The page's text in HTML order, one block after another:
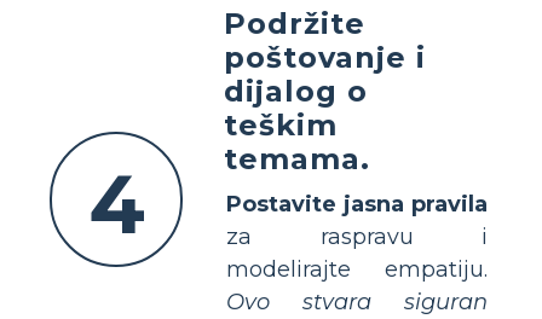
4
Podržite
poštovanje i
dijalog o
teškim
temama.
Postavite jasna pravila
za raspravu i
modelirajte empatiju.
Ovo stvara siguran